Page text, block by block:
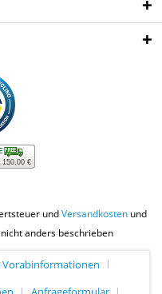
150,00 €
undVersandkostenund
anders beschrieben
Vorabinformationen